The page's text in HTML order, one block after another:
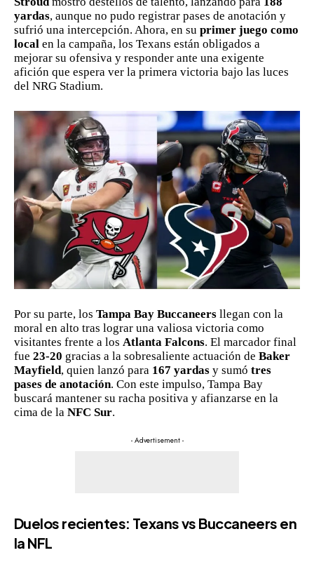
yardas, aunque no pudo registrar pases de anotación y
sufrió una intercepción. Ahora, en su primer juego como
local en la campaña, los Texans están obligados a
mejorar su ofensiva y responder ante una exigente
afición que espera ver la primera victoria bajo las luces
del NRG Stadium.
Por su parte, los Tampa Bay Buccaneers llegan con la
moral en alto tras lograr una valiosa victoria como
visitantes frente a los Atlanta Falcons. El marcador final
fue 23-20 gracias a la sobresaliente actuación de Baker
Mayfield, quien lanzó para 167 yardas y sumó tres
pases de anotación. Con este impulso, Tampa Bay
buscará mantener su racha positiva y afianzarse en la
cima de la NFC Sur.
- Advertisement -
Duelos recientes: Texans vs Buccaneers en
la NFL